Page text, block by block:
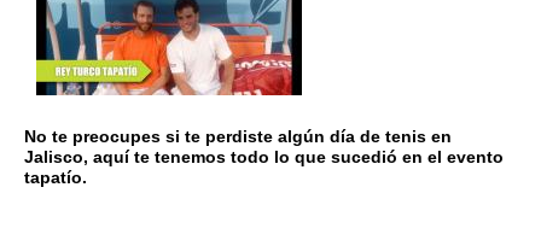
No te preocupes si te perdiste algún día de tenis en
Jalisco, aquí te tenemos todo lo que sucedió en el evento
tapatío.